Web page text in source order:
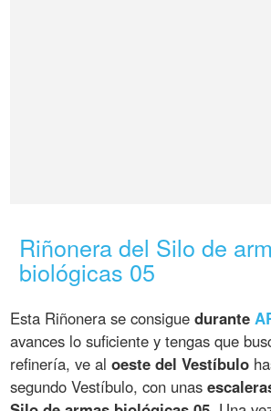
Riñonera del Silo de
biológicas 05
Esta Riñonera se consiguedurante
avances lo suficiente y tengas que
refinería, ve aloeste del Vestíbulo
segundo Vestíbulo, con unas